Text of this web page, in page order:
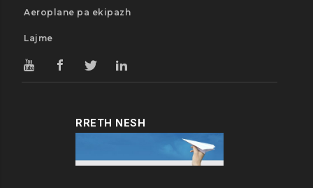
Aeroplane pa ekipazh
Lajme
RRETH NESH